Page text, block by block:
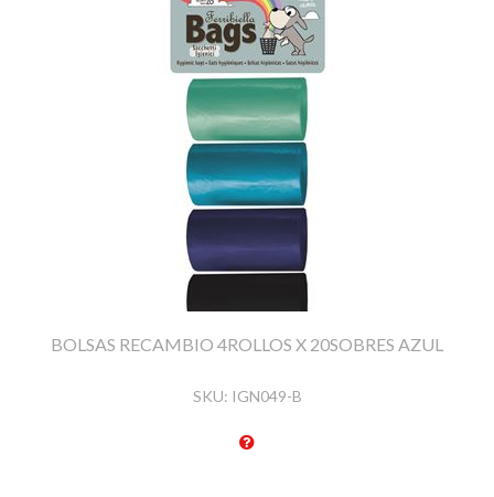
BOLSAS RECAMBIO 4ROLLOS X 20SOBRES AZUL
SKU: IGN049-B